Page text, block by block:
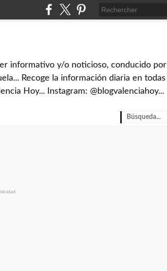
informativo y/o noticioso, conducido por
Recoge la información diaria en todas
Hoy... Instagram: @blogvalenciahoy...